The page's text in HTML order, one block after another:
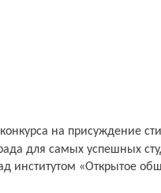
для самых успешных
институтом «Открытое